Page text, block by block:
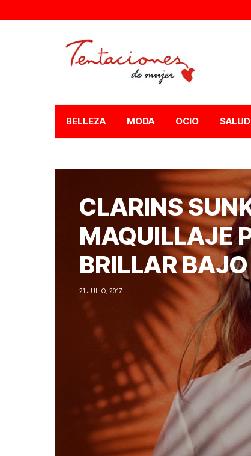
BELLEZA MODA OCIO SALUD
CLARINS
MAQUILLAJE
BRILLAR
21 JULIO, 2017